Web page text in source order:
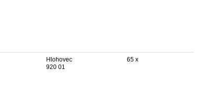
Hlohovec
920 01
65 x